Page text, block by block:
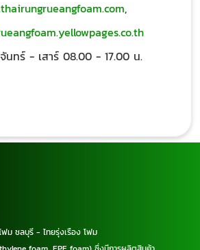
,
นทร์ - เสาร์ 08.00 - 17.00 น.
ม ชลบุรี - ไทยรุ่งเรือง โฟม